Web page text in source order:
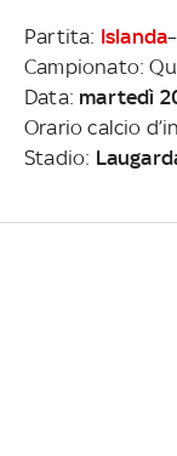
Partita: Islanda–
Campionato:
Data: martedì
Orario calcio
Stadio: